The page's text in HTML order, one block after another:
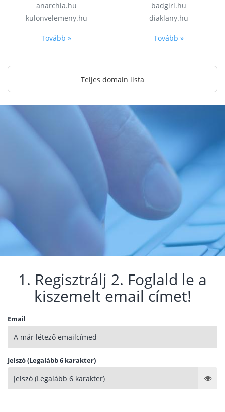
anarchia.hu
kulonvelemeny.hu
Tovább »
badgirl.hu
diaklany.hu
Tovább »
Teljes domain lista
1. Regisztrálj 2. Foglald le a
kiszemelt email címet!
Email
Jelszó (Legalább 6 karakter)